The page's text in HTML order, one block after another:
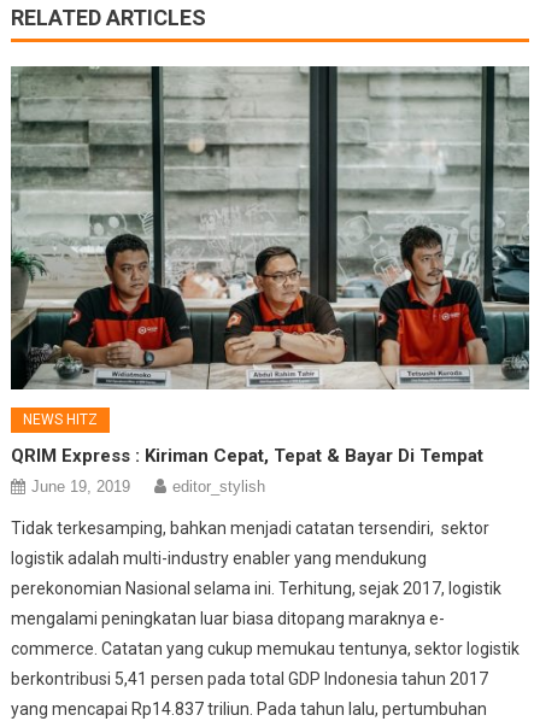
RELATED ARTICLES
NEWS HITZ
QRIM Express : Kiriman Cepat, Tepat & Bayar Di Tempat
June 19, 2019 editor_stylish
Tidak terkesamping, bahkan menjadi catatan tersendiri, sektor
logistik adalah multi-industry enabler yang mendukung
perekonomian Nasional selama ini. Terhitung, sejak 2017, logistik
mengalami peningkatan luar biasa ditopang maraknya e-
commerce. Catatan yang cukup memukau tentunya, sektor logistik
berkontribusi 5,41 persen pada total GDP Indonesia tahun 2017
yang mencapai Rp14.837 triliun. Pada tahun lalu, pertumbuhan